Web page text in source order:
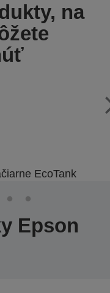
na
EcoTank
Epson